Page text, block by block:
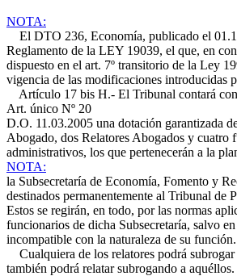
NOTA:
El DTO 236, Economía, publicado el
Reglamento de la LEY 19039, el que, en
dispuesto en el art. 7º transitorio de la Ley
vigencia de las modificaciones introducidas
Artículo 17 bis H.- El Tribunal contará con
Art. único Nº 20
D.O. 11.03.2005 una dotación garantizada
Abogado, dos Relatores Abogados y cuatro
administrativos, los que pertenecerán a la
NOTA:
la Subsecretaría de Economía, Fomento y
destinados permanentemente al Tribunal de
Estos se regirán, en todo, por las normas
funcionarios de dicha Subsecretaría, salvo
incompatible con la naturaleza de su función.
Cualquiera de los relatores podrá subrogar
también podrá relatar subrogando a aquéllos.